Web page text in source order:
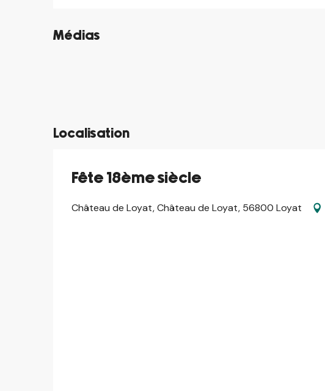
Médias
©
Localisation
Fête 18ème siècle
Château de Loyat, Château de Loyat, 56800 Loyat